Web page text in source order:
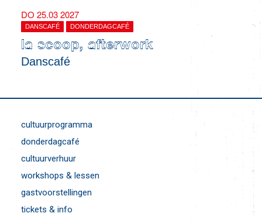
DO 25.03 2027
DANSCAFÉ DONDERDAGCAFÉ
la scoop, afterwork
Danscafé
cultuurprogramma
donderdagcafé
cultuurverhuur
workshops & lessen
gastvoorstellingen
tickets & info